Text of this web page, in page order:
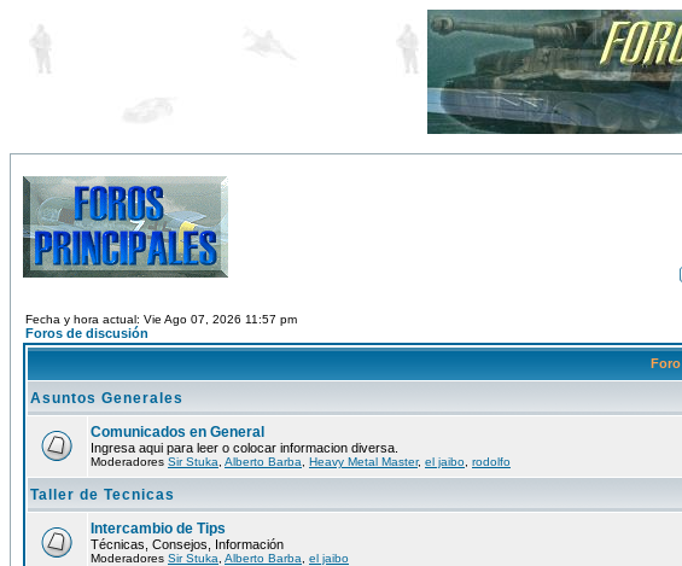
Fecha y hora actual: Vie Ago 07, 2026 11:57 pm
Foros de discusión
Foro
Asuntos Generales
Comunicados en General
Ingresa aqui para leer o colocar informacion diversa.
Moderadores Sir Stuka Alberto Barba Heavy Metal Master, el jaibo rodolfo
Taller de Tecnicas
Intercambio de Tips
Técnicas, Consejos, Información
Moderadores Sir Stuka Alberto Barba el jaibo